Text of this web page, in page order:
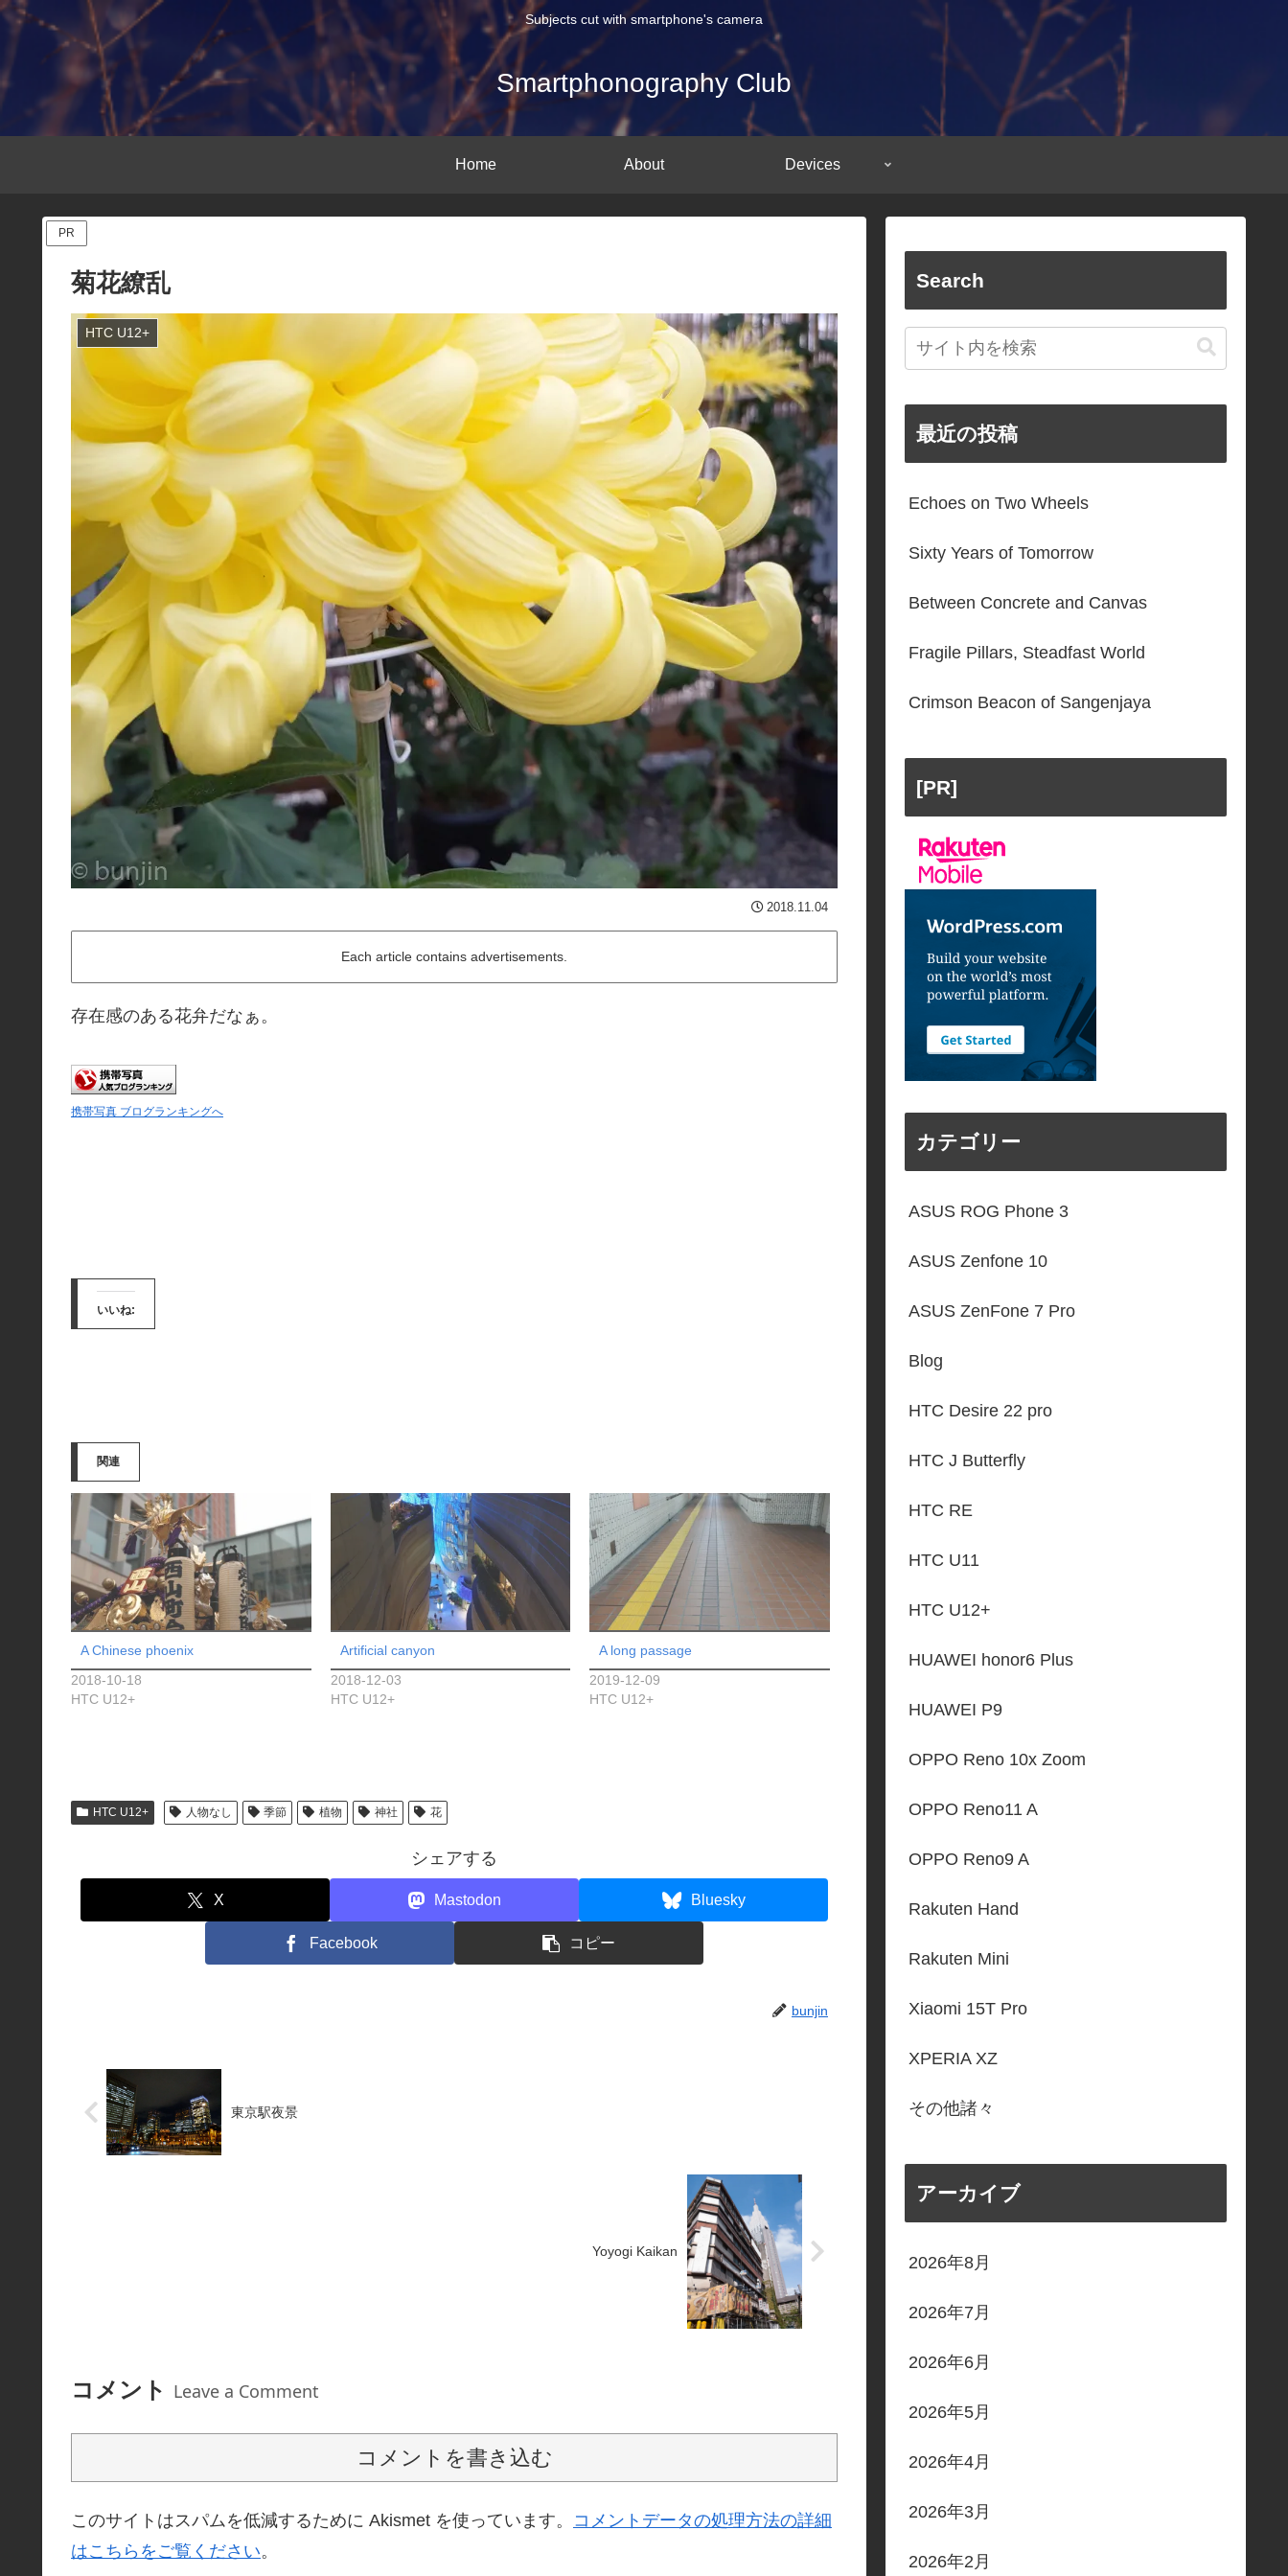
Subjects cut with smartphone's camera
Smartphonography Club
Home About Devices
PR
菊花繚乱
HTC U12+
2018.11.04
Each article contains advertisements.
存在感のある花弁だなぁ。
携帯写真 ブログランキングへ
いいね:
関連
A Chinese phoenix
2018-10-18
HTC U12+
Artificial canyon
2018-12-03
HTC U12+
A long passage
2019-12-09
HTC U12+
HTC U12+ 人物なし 季節 植物 神社 花
シェアする
X Mastodon Bluesky
Facebook コピー
bunjin
東京駅夜景
Yoyogi Kaikan
コメント Leave a Comment
コメントを書き込む
このサイトはスパムを低減するために Akismet を使っています。 コメントデータの処理方法の詳細
はこちらをご覧ください。
Search
最近の投稿
Echoes on Two Wheels
Sixty Years of Tomorrow
Between Concrete and Canvas
Fragile Pillars, Steadfast World
Crimson Beacon of Sangenjaya
[PR]
カテゴリー
ASUS ROG Phone 3
ASUS Zenfone 10
ASUS ZenFone 7 Pro
Blog
HTC Desire 22 pro
HTC J Butterfly
HTC RE
HTC U11
HTC U12+
HUAWEI honor6 Plus
HUAWEI P9
OPPO Reno 10x Zoom
OPPO Reno11 A
OPPO Reno9 A
Rakuten Hand
Rakuten Mini
Xiaomi 15T Pro
XPERIA XZ
その他諸々
アーカイブ
2026年8月
2026年7月
2026年6月
2026年5月
2026年4月
2026年3月
2026年2月